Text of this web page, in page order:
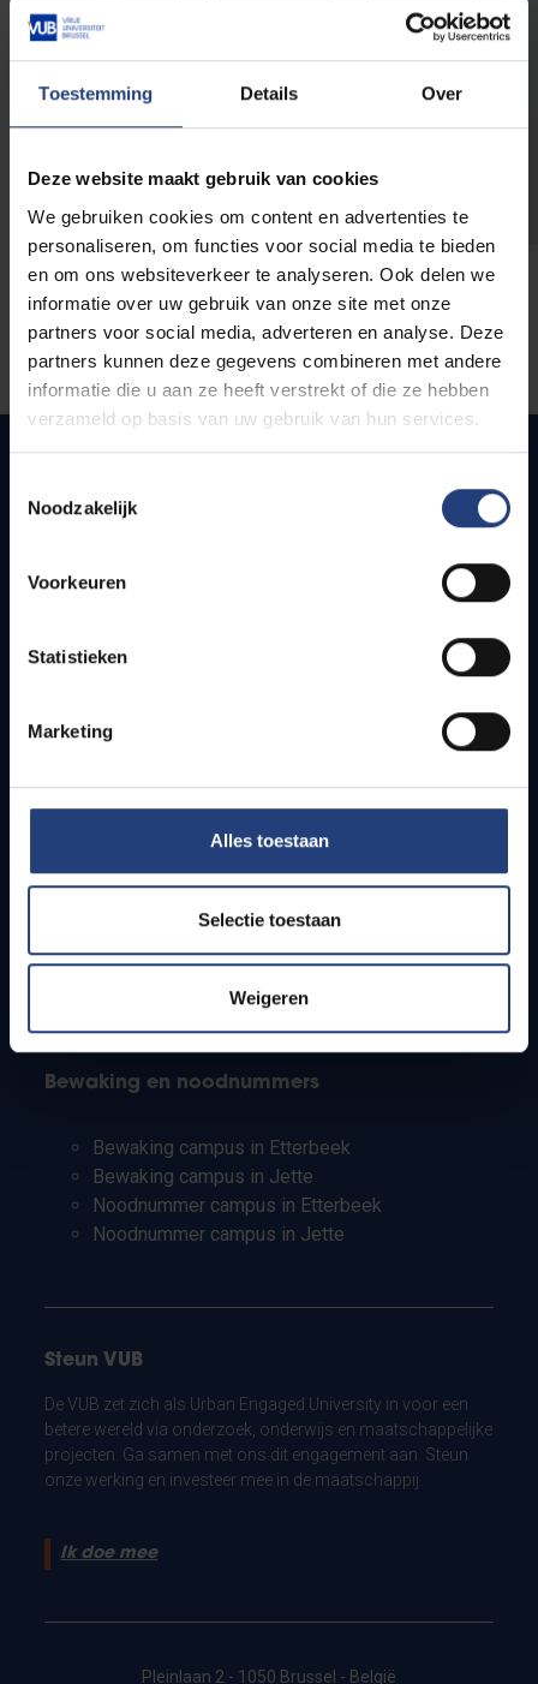
Toestemming Details Over
Deze website maakt gebruik van cookies
We gebruiken cookies om content en advertenties te
personaliseren, om functies voor social media te bieden
en om ons websiteverkeer te analyseren. Ook delen we
informatie over uw gebruik van onze site met onze
partners voor social media, adverteren en analyse. Deze
partners kunnen deze gegevens combineren met andere
informatie die u aan ze heeft verstrekt of die ze hebben
verzameld op basis van uw gebruik van hun services.
Noodzakelijk
Voorkeuren
Statistieken
Marketing
Alles toestaan
Selectie toestaan
Weigeren
De volledige URL van de pagina waar je de fout zag.
Snel naar
Bereikbaarheid
Studenten
PhD-studenten
Leerkrachten en secundaire scholen
Bewaking en noodnummers
Bewaking campus in Etterbeek
Bewaking campus in Jette
Noodnummer campus in Etterbeek
Noodnummer campus in Jette
Steun VUB
De VUB zet zich als Urban Engaged University in voor een
betere wereld via onderzoek, onderwijs en maatschappelijke
projecten. Ga samen met ons dit engagement aan. Steun
onze werking en investeer mee in de maatschappij.
Ik doe mee
Pleinlaan 2 - 1050 Brussel - België